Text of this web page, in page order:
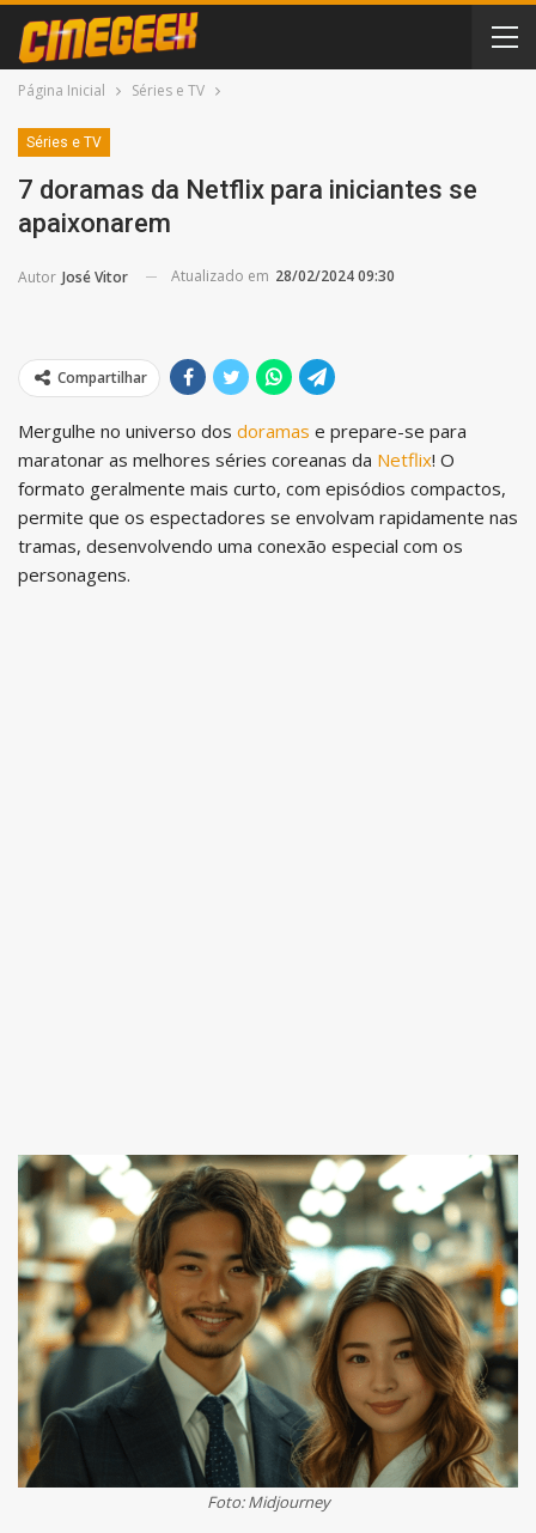
Página Inicial Séries e TV
Séries e TV
7 doramas da Netflix para iniciantes se
apaixonarem
Autor José Vitor Atualizado em 28/02/2024 09:30
Compartilhar
Mergulhe no universo dos doramas e prepare-se para
maratonar as melhores séries coreanas da Netflix! O
formato geralmente mais curto, com episódios compactos,
permite que os espectadores se envolvam rapidamente nas
tramas, desenvolvendo uma conexão especial com os
personagens.
Foto: Midjourney